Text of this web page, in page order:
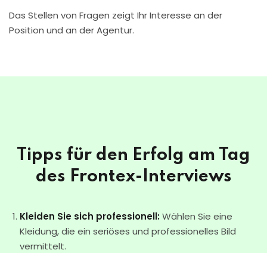
Das Stellen von Fragen zeigt Ihr Interesse an der
Position und an der Agentur.
Tipps für den Erfolg am Tag
des Frontex-Interviews
Kleiden Sie sich professionell:Wählen Sie eine
Kleidung, die ein seriöses und professionelles Bild
vermittelt.